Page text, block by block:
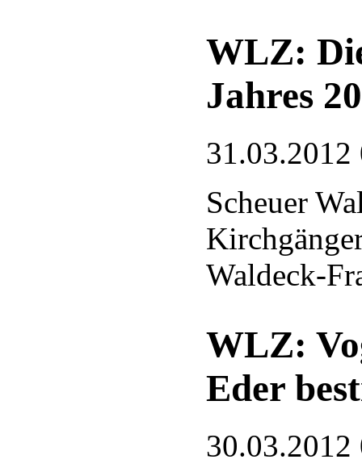
WLZ:
Jahres
31.03.2012
Scheuer
Waldeck-
WLZ:
Eder
30.03.2012